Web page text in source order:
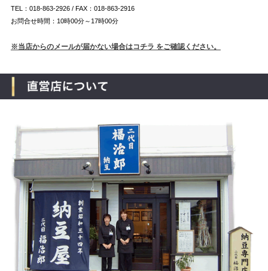
TEL：018-863-2926 / FAX：018-863-2916
お問合せ時間：10時00分～17時00分
※当店からのメールが届かない場合はコチラ をご確認ください。